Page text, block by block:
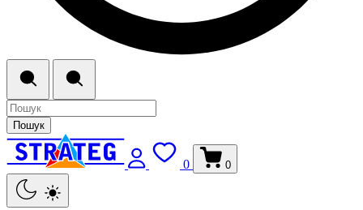
Пошук
0 0